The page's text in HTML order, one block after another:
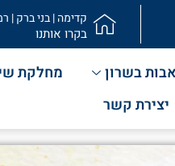
קדימה | בני ברק |
בקרו אותנו
בשרון
מחלקת
יצירת קשר